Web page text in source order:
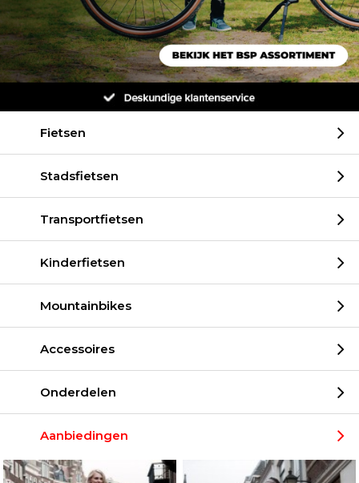
Fietsen
Stadsfietsen
Transportfietsen
Kinderfietsen
Mountainbikes
Accessoires
Onderdelen
Aanbiedingen